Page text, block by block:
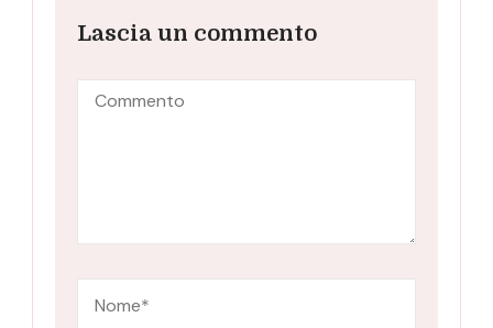
Lascia un commento